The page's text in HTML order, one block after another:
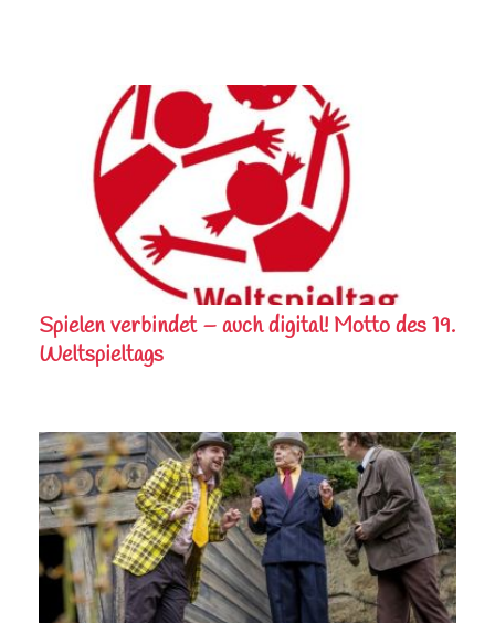
Spielen verbindet – auch digital! Motto des 19.
Weltspieltags